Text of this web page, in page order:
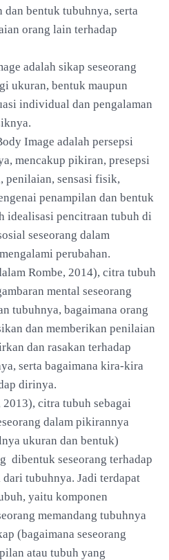
bentuk tubuhnya, serta
orang lain terhadap
adalah sikap seseorang
ukuran, bentuk maupun
individual dan pengalaman
Image adalah persepsi
mencakup pikiran, presepsi
penilaian, sensasi fisik,
penampilan dan bentuk
idealisasi pencitraan tubuh di
seseorang dalam
perubahan.
Rombe, 2014), citra tubuh
mental seseorang
tubuhnya, bagaimana orang
dan memberikan penilaian
dan rasakan terhadap
serta bagaimana kira-kira
dirinya.
citra tubuh sebagai
dalam pikirannya
ukuran dan bentuk)
dibentuk seseorang terhadap
tubuhnya. Jadi terdapat
yaitu komponen
memandang tubuhnya
(bagaimana seseorang
atau tubuh yang